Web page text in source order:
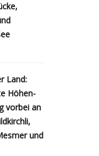
Land:
Höhen-
vorbei an
und